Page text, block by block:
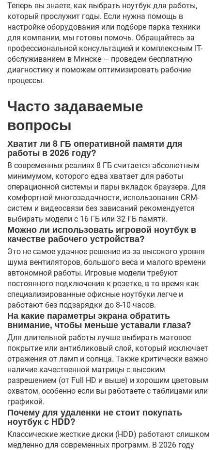
Теперь вы знаете, как выбрать ноутбук для работы,
который прослужит годы. Если нужна помощь в
настройке оборудования или подборе парка техники
для компании, мы готовы помочь. Обращайтесь за
профессиональной консультацией и комплексным IT-
обслуживанием в Минске — проведем бесплатную
диагностику и поможем оптимизировать рабочие
процессы.
Часто задаваемые
вопросы
Хватит ли 8 ГБ оперативной памяти для
работы в 2026 году?
В современных реалиях 8 ГБ считается абсолютным
минимумом, которого едва хватает для работы
операционной системы и пары вкладок браузера. Для
комфортной многозадачности, использования CRM-
систем и видеосвязи без зависаний рекомендуется
выбирать модели с 16 ГБ или 32 ГБ памяти.
Можно ли использовать игровой ноутбук в
качестве рабочего устройства?
Это не самое удачное решение из-за высокого уровня
шума вентиляторов, большого веса и малого времени
автономной работы. Игровые модели требуют
постоянного подключения к розетке, в то время как
специализированные офисные ноутбуки легче и
работают без подзарядки до 8-10 часов.
На какие параметры экрана обратить
внимание, чтобы меньше уставали глаза?
Для длительной работы лучше выбирать матовое
покрытие или антибликовый слой, который исключает
отражения от ламп и солнца. Также критически важно
наличие качественной матрицы с высоким
разрешением (от Full HD и выше) и хорошим цветовым
охватом, особенно если вы работаете с таблицами или
графикой.
Почему для удаленки не стоит покупать
ноутбук с HDD?
Классические жесткие диски (HDD) работают слишком
медленно для современных программ. В 2026 году